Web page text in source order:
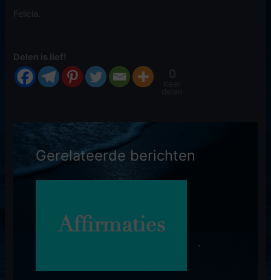
Felicia.
Delen is lief!
Gerelateerde berichten